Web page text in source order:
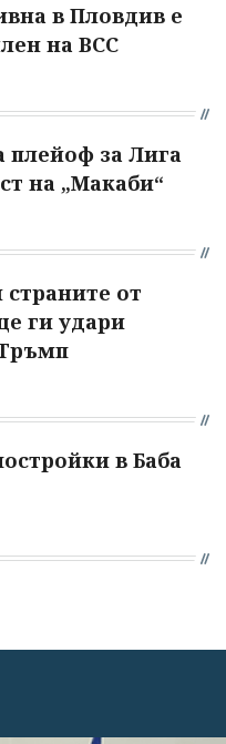
в Пловдив е
на ВСС
плейоф за Лига
на „Макаби“
от
ги удари
в Баба